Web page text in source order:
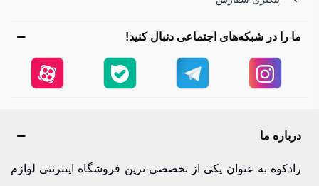
فلاسک استنلی | استاندارد طلایی در حفظ دما، دیجی کالا
فلاسک استنلی سال‌هاست که به‌عنوان یکی از معتبرترین
دوام طولانی و عدم تغییر طعم نوشیدنی را تضمین می‌کند.
ما را در شبکه‌های اجتماعی دنبال کنید!
درباره ما
رادکوه به عنوان یکی از تخصصی ترین فروشگاه اینترنتی لوازم